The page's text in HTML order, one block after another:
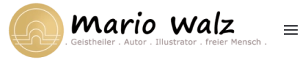
Zum Hauptinhalt springen